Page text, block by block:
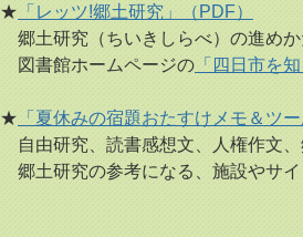
★ 「レッツ!郷土研究」（PDF）
郷土研究（ちいきしらべ）の進めか
図書館ホームページの 「四日市を知
★ 「夏休みの宿題おたすけメモ＆ツー
自由研究、読書感想文、人権作文、
郷土研究の参考になる、施設やサイ